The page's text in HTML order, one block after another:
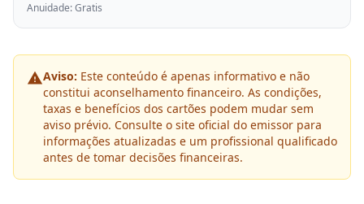
Anuidade: Gratis
Aviso: Este conteúdo é apenas informativo e não
constitui aconselhamento financeiro. As condições,
taxas e benefícios dos cartões podem mudar sem
aviso prévio. Consulte o site oficial do emissor para
informações atualizadas e um profissional qualificado
antes de tomar decisões financeiras.